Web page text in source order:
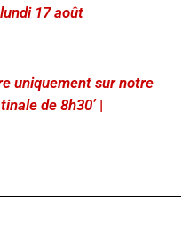
17 août
uniquement sur notre
de 8h30’|